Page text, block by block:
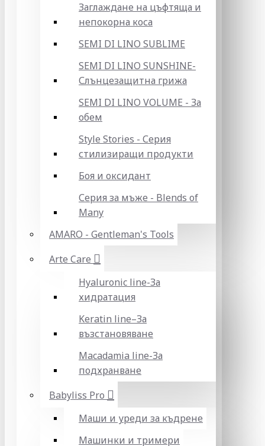
Заглаждане на цъфтяща и
непокорна коса
SEMI DI LINO SUBLIME
SEMI DI LINO SUNSHINE-
Слънцезащитна грижа
SEMI DI LINO VOLUME - За
обем
Style Stories - Серия
стилизиращи продукти
Боя и оксидант
Серия за мъже - Blends of
Many
AMARO - Gentleman's Tools
Arte Care
Hyaluronic line-За
хидратация
Keratin line–За
възстановяване
Macadamia line-За
подхранване
Babyliss Pro
Маши и уреди за къдрене
Машинки и тримери